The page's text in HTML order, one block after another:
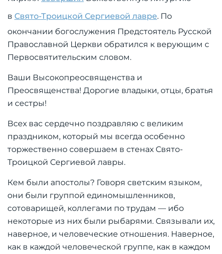
в Свято-Троицкой Сергиевой лавре. По
окончании богослужения Предстоятель Русской
Православной Церкви обратился к верующим с
Первосвятительским словом.
Ваши Высокопреосвященства и
Преосвященства! Дорогие владыки, отцы, братья
и сестры!
Всех вас сердечно поздравляю с великим
праздником, который мы всегда особенно
торжественно совершаем в стенах Свято-
Троицкой Сергиевой лавры.
Кем были апостолы? Говоря светским языком,
они были группой единомышленников,
сотоварищей, коллегами по трудам — ибо
некоторые из них были рыбарями. Связывали их,
наверное, и человеческие отношения. Наверное,
как в каждой человеческой группе, как в каждом